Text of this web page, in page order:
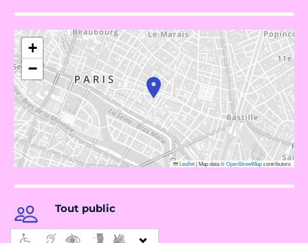
+
−
Leaflet|Map data ©OpenStreetMapcontributors
Tout public